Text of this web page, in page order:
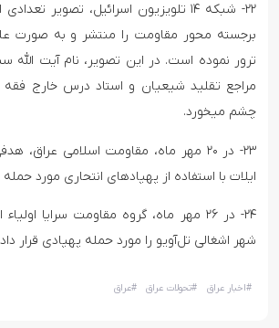
۲۲- شبکه ۱۴ تلویزیون اسرائیل، تصویر
برجسته محور مقاومت را منتشر و به صورت
ترور نموده است. در این تصویر، نام آیت الله
مراجع تقلید شیعیان و استاد درس خارج
چشم میخورد.
۲۳- در ۲۰ مهر ماه، مقاومت اسلامی عراق،
ایلات با استفاده از پهپادهای انتحاری مورد حمله
۲۴- در ۲۶ مهر ماه، گروه مقاومت سرایا
شهر اشغالی تل‌آویو را مورد حمله پهپادی قرار
#اخبار عراق #تحولات عراق #عراق